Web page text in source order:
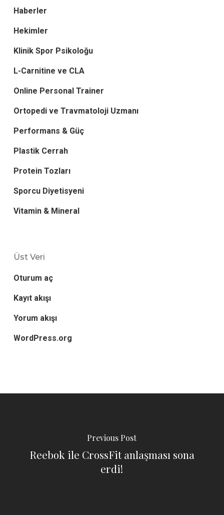
Haberler
Hekimler
Klinik Spor Psikoloğu
L-Carnitine ve CLA
Online Personal Trainer
Ortopedi ve Travmatoloji Uzmanı
Performans & Güç
Plastik Cerrah
Protein Tozları
Sporcu Diyetisyeni
Vitamin & Mineral
Üst Veri
Oturum aç
Kayıt akışı
Yorum akışı
WordPress.org
Previous Post
Reebok ile CrossFit anlaşması sona
erdi!